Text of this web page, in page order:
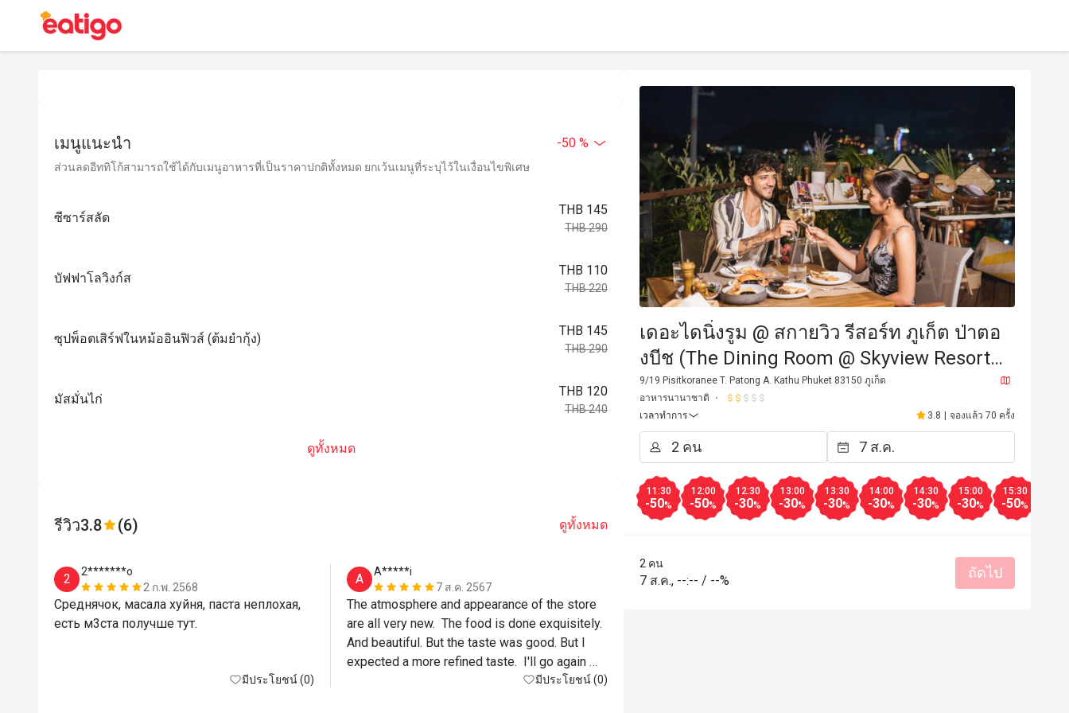
เมนูแนะนำ -50 %
ส่วนลดอีททิโก้สามารถใช้ได้กับเมนูอาหารที่เป็นราคาปกติทั้งหมด ยกเว้นเมนูที่ระบุไว้ในเงื่อนไขพิเศษ
ซีซาร์สลัด
THB 145
THB 290
บัฟฟาโลวิงก์ส
THB 110
THB 220
ซุปพ็อตเสิร์ฟในหม้ออินฟิวส์ (ต้มยำกุ้ง)
THB 145
THB 290
มัสมั่นไก่
THB 120
THB 240
ดูทั้งหมด
รีวิว3.8 (6) ดูทั้งหมด
2
2*******o
2 ก.พ. 2568
Среднячок, масала хуйня, паста неплохая,
есть м3ста получше тут.
มีประโยชน์ (0)
A
A*****i
7 ส.ค. 2567
The atmosphere and appearance of the store
are all very new.  The food is done exquisitely.
And beautiful. But the taste was good. But I
expected a more refined taste.  I'll go again
มีประโยชน์ (0)
G
M****n
เดอะไดนิ่งรูม @ สกายวิว รีสอร์ท ภูเก็ต ป่าตอ
งบีช (The Dining Room @ Skyview Resort
Phuket Patong Beach)
9/19 Pisitkoranee T. Patong A. Kathu Phuket 83150 ภูเก็ต
อาหารนานาชาติ
เวลาทำการ
3.8 | จองแล้ว 70 ครั้ง
11:30
-50%
12:00
-50%
12:30
-30%
13:00
-30%
13:30
-30%
14:00
-30%
14:30
-30%
15:00
-30%
15:30
-50%
2 คน
7 ส.ค., --:-- / --% ถัดไป